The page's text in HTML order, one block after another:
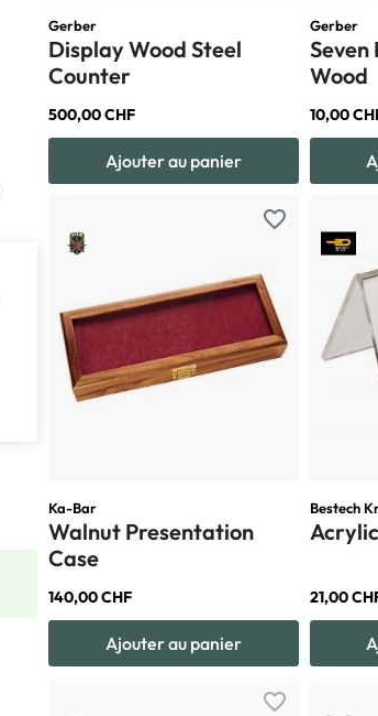
Gerber
Display Wood Steel
Counter
500,00 CHF
Ajouter au panier
Gerber
Wood
10,00
favorite_border
Ka-Bar
Walnut Presentation
Case
140,00 CHF
Ajouter au panier
Bestech
21,00
favorite_border